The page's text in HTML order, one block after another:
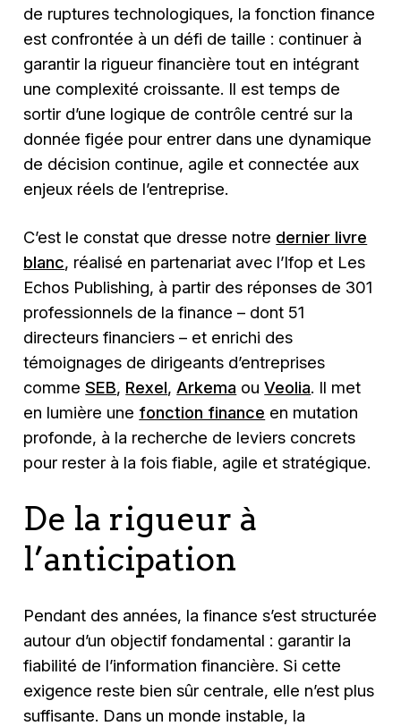
de ruptures technologiques, la fonction finance
est confrontée à un défi de taille : continuer à
garantir la rigueur financière tout en intégrant
une complexité croissante. Il est temps de
sortir d’une logique de contrôle centré sur la
donnée figée pour entrer dans une dynamique
de décision continue, agile et connectée aux
enjeux réels de l’entreprise.
C’est le constat que dresse notre dernier livre
blanc, réalisé en partenariat avec l’Ifop et Les
Echos Publishing, à partir des réponses de 301
professionnels de la finance – dont 51
directeurs financiers – et enrichi des
témoignages de dirigeants d’entreprises
comme SEB, Rexel, Arkema ouVeolia. Il met
en lumière une fonction finance en mutation
profonde, à la recherche de leviers concrets
pour rester à la fois fiable, agile et stratégique.
De la rigueur à
l’anticipation
Pendant des années, la finance s’est structurée
autour d’un objectif fondamental : garantir la
fiabilité de l’information financière. Si cette
exigence reste bien sûr centrale, elle n’est plus
suffisante. Dans un monde instable, la